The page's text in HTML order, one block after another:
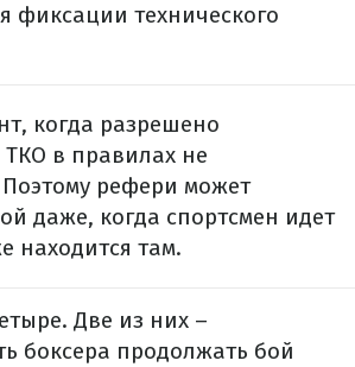
фиксации технического
когда разрешено
в правилах не
Поэтому рефери может
даже, когда спортсмен идет
находится там.
Две из них –
боксера продолжать бой